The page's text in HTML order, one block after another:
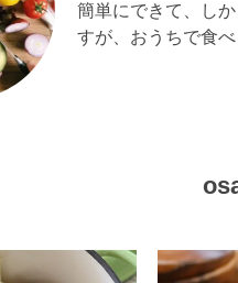
簡単にできて、し
すが、おうちで食